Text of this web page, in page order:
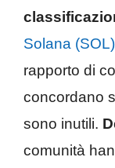
Solana (SOL)
rapporto di
concordano
sono inutili.
comunità